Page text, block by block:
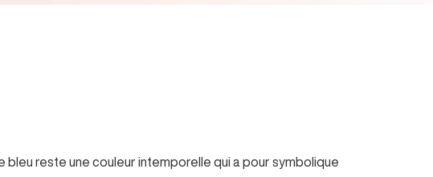
reste une couleur intemporelle qui a pour symbolique